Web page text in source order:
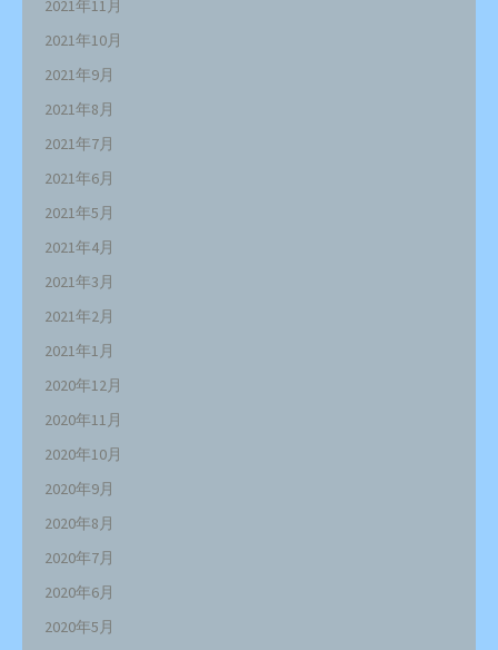
2021年11月
2021年10月
2021年9月
2021年8月
2021年7月
2021年6月
2021年5月
2021年4月
2021年3月
2021年2月
2021年1月
2020年12月
2020年11月
2020年10月
2020年9月
2020年8月
2020年7月
2020年6月
2020年5月